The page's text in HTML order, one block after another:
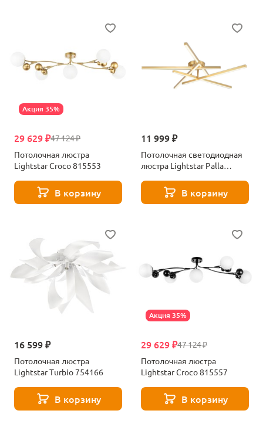
Акция 35%
47 124 ₽
29 629 ₽
Потолочная люстра
Lightstar Croco 815553
В корзину
11 999 ₽
Потолочная светодиодная
люстра Lightstar Palla
В корзину
16 599 ₽
Потолочная люстра
Lightstar Turbio 754166
В корзину
Акция 35%
47 124 ₽
29 629 ₽
Потолочная люстра
Lightstar Croco 815557
В корзину